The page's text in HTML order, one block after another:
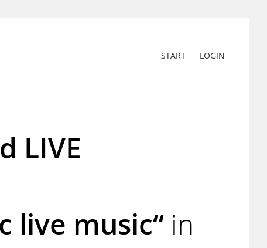
START LOGIN
LIVE
live music“ in